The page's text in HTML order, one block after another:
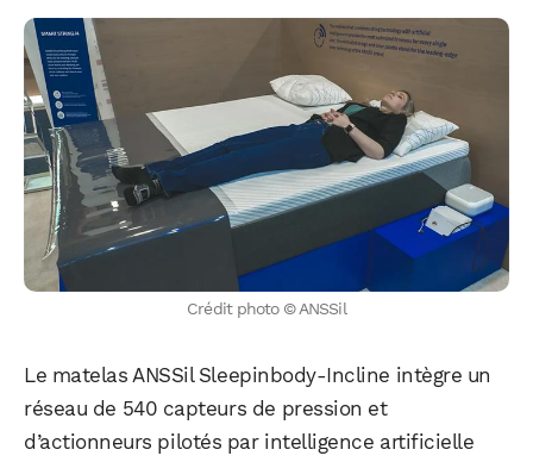
Crédit photo © ANSSil
Le matelas ANSSil Sleepinbody-Incline intègre un
réseau de 540 capteurs de pression et
d’actionneurs pilotés par intelligence artificielle